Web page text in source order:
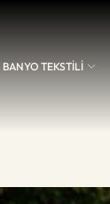
BANYO TEKSTİLİ